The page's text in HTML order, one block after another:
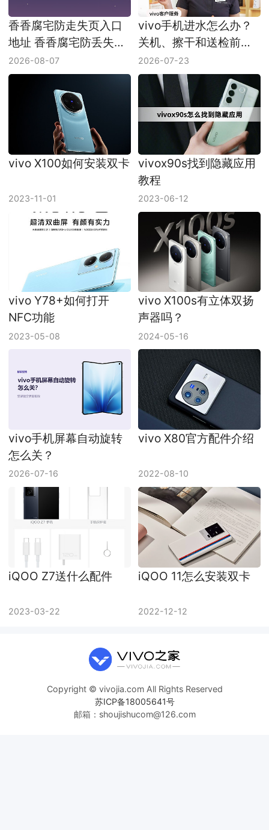
香香腐宅防走失页入口
地址 香香腐宅防丢失链
接最新地址
2026-08-07
vivo手机进水怎么办？
关机、擦干和送检前注
意事项
2026-07-23
vivo X100如何安装双卡
2023-11-01
vivox90s找到隐藏应用
教程
2023-06-12
vivo Y78+如何打开
NFC功能
2023-05-08
vivo X100s有立体双扬
声器吗？
2024-05-16
vivo手机屏幕自动旋转
怎么关？
2026-07-16
vivo X80官方配件介绍
2022-08-10
iQOO Z7送什么配件
2023-03-22
iQOO 11怎么安装双卡
2022-12-12
Copyright © vivojia.com All Rights Reserved
苏ICP备18005641号
邮箱：shoujishucom@126.com